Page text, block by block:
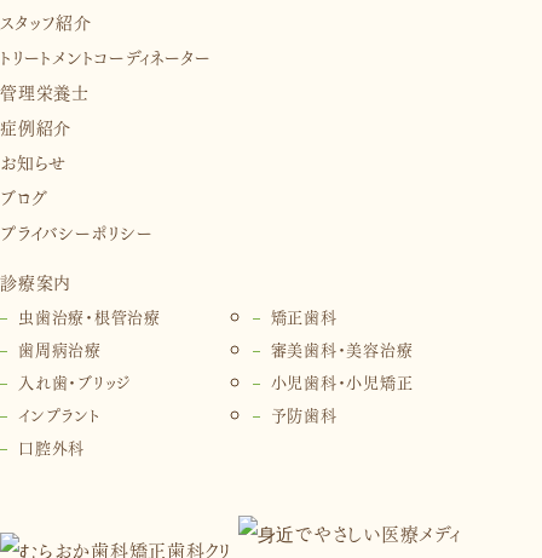
スタッフ紹介
トリートメントコーディネーター
管理栄養士
症例紹介
お知らせ
ブログ
プライバシーポリシー
診療案内
虫歯治療・根管治療
歯周病治療
入れ歯・ブリッジ
インプラント
口腔外科
矯正歯科
審美歯科・美容治療
小児歯科・小児矯正
予防歯科